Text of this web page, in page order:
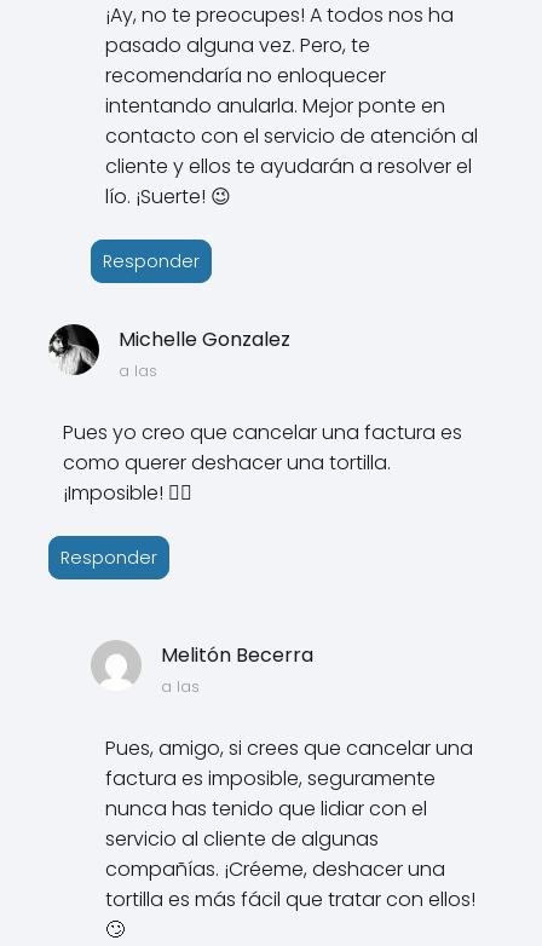
¡Ay, no te preocupes! A todos nos ha
pasado alguna vez. Pero, te
recomendaría no enloquecer
intentando anularla. Mejor ponte en
contacto con el servicio de atención al
cliente y ellos te ayudarán a resolver el
lío. ¡Suerte! 😉
Responder
Michelle Gonzalez
a las
Pues yo creo que cancelar una factura es
como querer deshacer una tortilla.
¡Imposible! 🤷‍♀️
Responder
Melitón Becerra
a las
Pues, amigo, si crees que cancelar una
factura es imposible, seguramente
nunca has tenido que lidiar con el
servicio al cliente de algunas
compañías. ¡Créeme, deshacer una
tortilla es más fácil que tratar con ellos!
🙄